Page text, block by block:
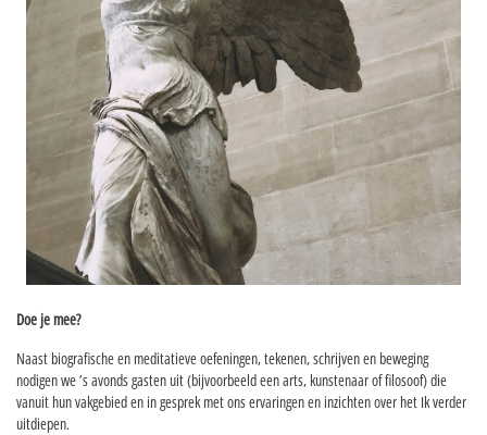
Doe je mee?
Naast biografische en meditatieve oefeningen, tekenen, schrijven en beweging
nodigen we ’s avonds gasten uit (bijvoorbeeld een arts, kunstenaar of filosoof) die
vanuit hun vakgebied en in gesprek met ons ervaringen en inzichten over het Ik verder
uitdiepen.